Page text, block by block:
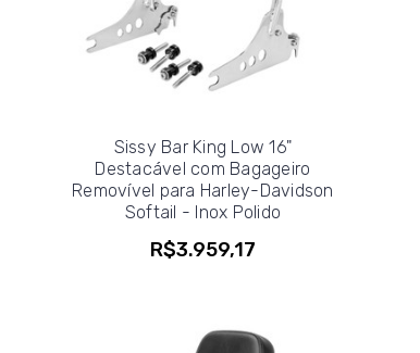
Sissy Bar King Low 16"
Destacável com Bagageiro
Removível para Harley-Davidson
Softail - Inox Polido
R$3.959,17